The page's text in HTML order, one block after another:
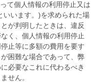
て個人情報の利用停止又は
いいます。)を求められた場
が判明したときは、違反
く、個人情報の利用停止
止等に多額の費用を要す
困難な場合であって、弊
必要なこれに代わるべき
せん。